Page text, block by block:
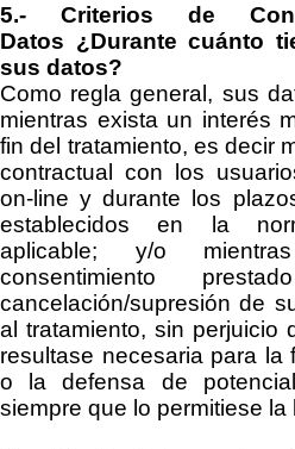
5.- Criterios de
Datos ¿Durante cuánto
sus datos?
Como regla general, sus
mientras exista un interés
fin del tratamiento, es decir
contractual con los
on- line y durante los
establecidos en la
aplicable; y/o
consentimiento
cancelación/supresión de
al tratamiento, sin perjuicio
resultase necesaria para la
o la defensa de
siempre que lo permitiese